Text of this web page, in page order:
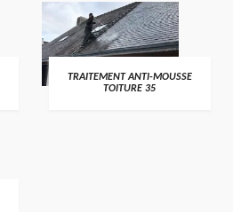
TRAITEMENT ANTI-MOUSSE
TOITURE 35